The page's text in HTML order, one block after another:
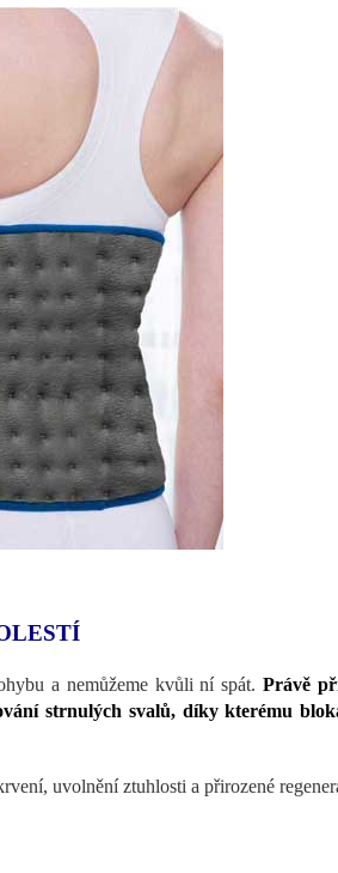
a nemůžeme kvůli ní spát.Právě
strnulých svalů, díky kterému
uvolnění ztuhlosti a přirozené